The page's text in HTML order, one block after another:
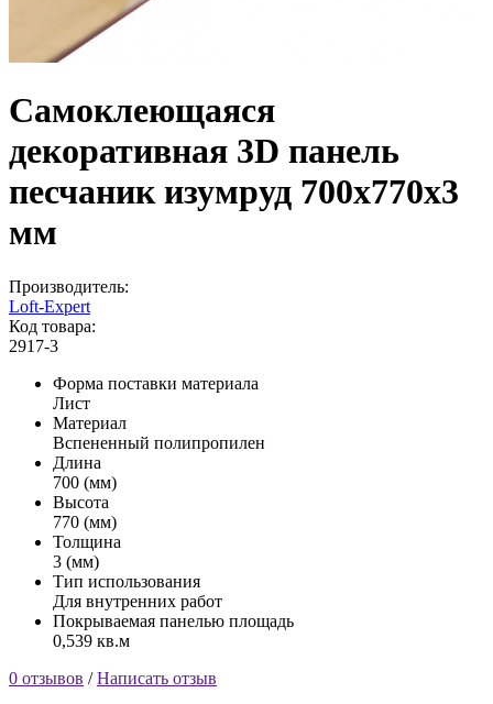
Самоклеющаяся
декоративная 3D панель
песчаник изумруд 700x770x3
мм
Производитель:
Loft-Expert
Код товара:
2917-3
Форма поставки материала
Лист
Материал
Вспененный полипропилен
Длина
700 (мм)
Высота
770 (мм)
Толщина
3 (мм)
Тип использования
Для внутренних работ
Покрываемая панелью площадь
0,539 кв.м
0 отзывов /Написать отзыв